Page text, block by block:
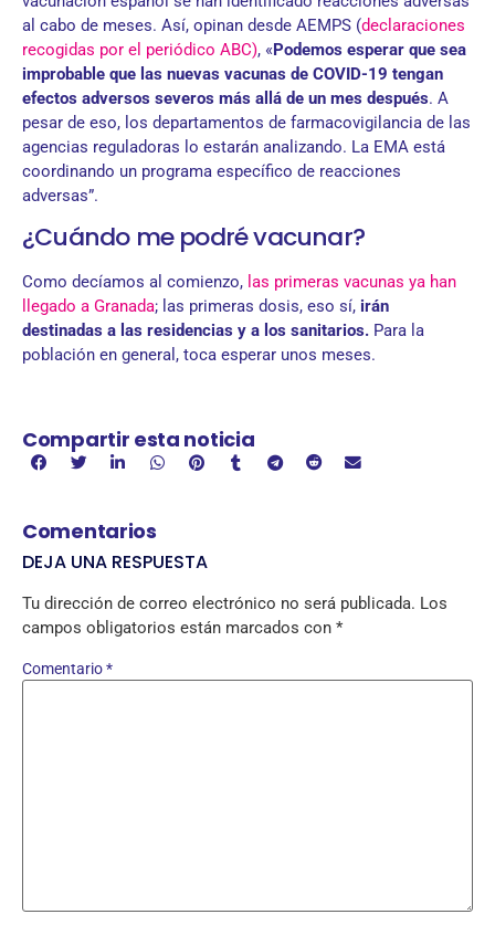
al cabo de meses. Así, opinan desde AEMPS (declaraciones
recogidas por el periódico ABC), «Podemos esperar que sea
improbable que las nuevas vacunas de COVID-19 tengan
efectos adversos severos más allá de un mes después. A
pesar de eso, los departamentos de farmacovigilancia de las
agencias reguladoras lo estarán analizando. La EMA está
coordinando un programa específico de reacciones
adversas”.
¿Cuándo me podré vacunar?
Como decíamos al comienzo, las primeras vacunas ya han
llegado a Granada; las primeras dosis, eso sí, irán
destinadas a las residencias y a los sanitarios. Para la
población en general, toca esperar unos meses.
Compartir esta noticia
Comentarios
DEJA UNA RESPUESTA
Tu dirección de correo electrónico no será publicada. Los
campos obligatorios están marcados con *
Comentario*